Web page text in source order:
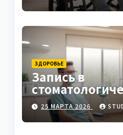
ЗДОРОВЬЕ
Запись в
клинику
25 МАРТА 2026